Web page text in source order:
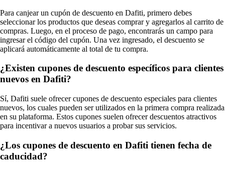
Para canjear un cupón de descuento en Dafiti, primero debes
seleccionar los productos que deseas comprar y agregarlos al carrito de
compras. Luego, en el proceso de pago, encontrarás un campo para
ingresar el código del cupón. Una vez ingresado, el descuento se
aplicará automáticamente al total de tu compra.
¿Existen cupones de descuento específicos para clientes
nuevos en Dafiti?
Sí, Dafiti suele ofrecer cupones de descuento especiales para clientes
nuevos, los cuales pueden ser utilizados en la primera compra realizada
en su plataforma. Estos cupones suelen ofrecer descuentos atractivos
para incentivar a nuevos usuarios a probar sus servicios.
¿Los cupones de descuento en Dafiti tienen fecha de
caducidad?